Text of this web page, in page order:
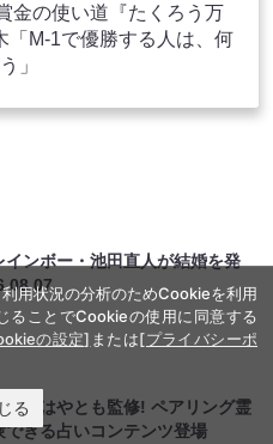
金の使い道『たくろう万
「M-1で優勝する人は、何
」
インボー・池田直人が結婚を発
ンスはやとも監修! ペアリング霊
できる占いコンテンツ登場
用状況の分析のためCookieを利用
ることでCookieの使用に同意する
の設定] または[プライバシーポ
る